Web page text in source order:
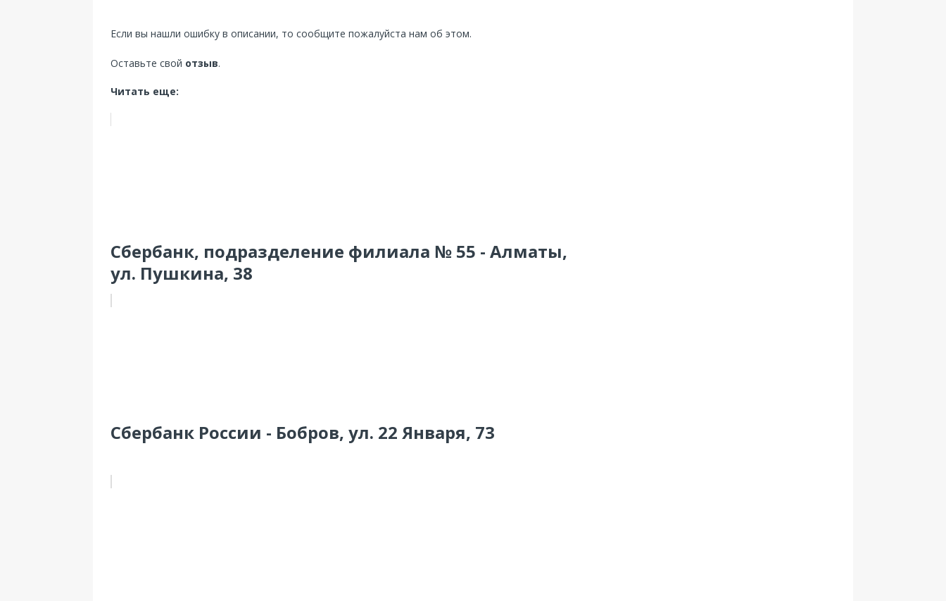
Если вы нашли ошибку в описании, то сообщите пожалуйста нам об этом.
Оставьте свой отзыв.
Читать еще:
Сбербанк, подразделение филиала № 55 - Алматы,
ул. Пушкина, 38
Сбербанк России - Бобров, ул. 22 Января, 73